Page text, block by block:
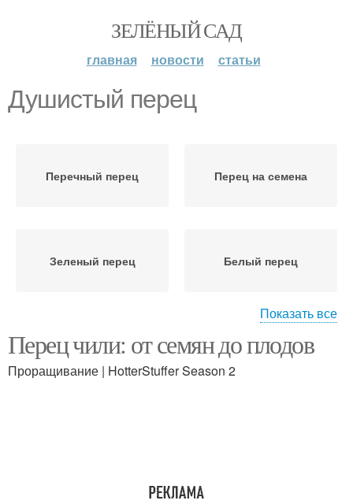
ЗЕЛЁНЫЙ САД
главная новости статьи
Душистый перец
Перечный перец Перец на семена
Зеленый перец Белый перец
Розовый перец Сычуаньский перец
Показать все
Перец чили: от семян до плодов
Проращивание | HotterStuffer Season 2